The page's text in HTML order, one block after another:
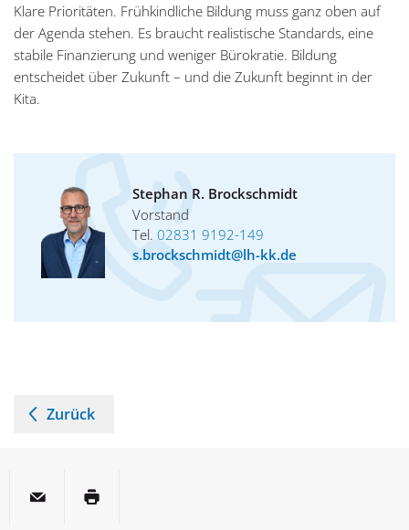
Klare Prioritäten. Frühkindliche Bildung muss ganz oben auf
der Agenda stehen. Es braucht realistische Standards, eine
stabile Finanzierung und weniger Bürokratie. Bildung
entscheidet über Zukunft – und die Zukunft beginnt in der
Kita.
Stephan R. Brockschmidt
Vorstand
Tel. 02831 9192-149
s.brockschmidt@lh-kk.de
Zurück
per E-MailSeite drucken